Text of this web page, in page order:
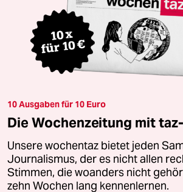
10 Ausgaben für 10 Euro
Die Wochenzeitung mit
Unsere wochentaz bietet jeden
Journalismus, der es nicht allen
Stimmen, die woanders nicht
zehn Wochen lang kennenlernen.